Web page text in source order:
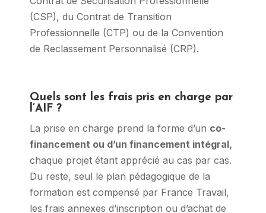
(CSP), du Contrat de Transition
Professionnelle (CTP) ou de la Convention
de Reclassement Personnalisé (CRP).
Quels sont les frais pris en charge par
l’AIF ?
La prise en charge prend la forme d’un co-
financement ou d’un financement intégral,
chaque projet étant apprécié au cas par cas.
Du reste, seul le plan pédagogique de la
formation est compensé par France Travail,
les frais annexes d’inscription ou d’achat de